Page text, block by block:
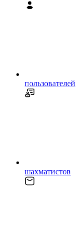
пользователей
шахматистов